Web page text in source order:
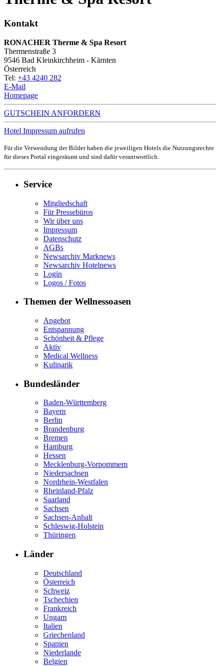
Kontakt
RONACHER Therme & Spa Resort
Thermenstraße 3
9546 Bad Kleinkirchheim - Kärnten
Österreich
Tel: +43 4240 282
E-Mail
Homepage
GUTSCHEIN ANFORDERN
Hotel Impressum aufrufen
Für die Verwendung der Bilder haben die jeweiligen Hotels die Nutzungsrechte
für dieses Portal eingeräumt und sind dafür verantwortlich.
Service
Mitgliedschaft
Für Pressebüros
Wir über uns
Impressum
Datenschutz
AGBs
Newsarchiv Marknews
Newsarchiv Hotelnews
Login
Logos / Fotos
Themen der Wellnessoasen
Angebot
Entspannung
Schönheit & Pflege
Aktiv
Medical Wellness
Kulinarik
Bundesländer
Baden-Württemberg
Bayern
Berlin
Brandenburg
Bremen
Hamburg
Hessen
Mecklenburg-Vorpommern
Niedersachsen
Nordrhein-Westfalen
Rheinland-Pfalz
Saarland
Sachsen
Sachsen-Anhalt
Schleswig-Holstein
Thüringen
Länder
Deutschland
Österreich
Schweiz
Tschechien
Frankreich
Ungarn
Italien
Griechenland
Spanien
Niederlande
Belgien